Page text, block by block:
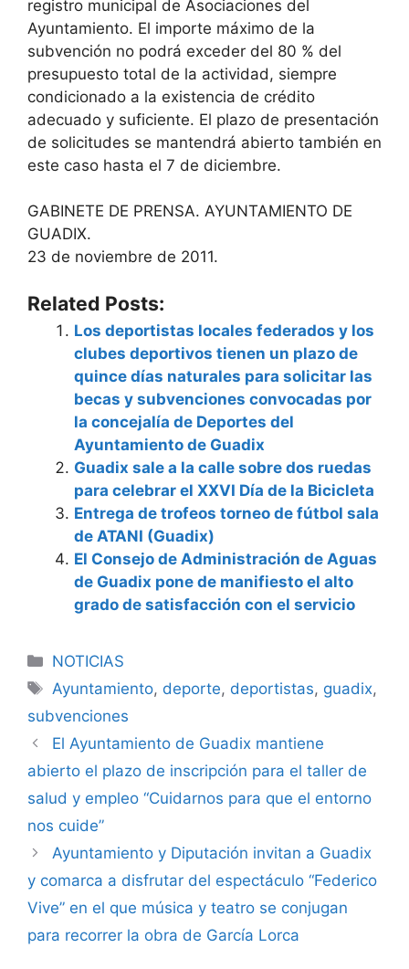
registro municipal de Asociaciones del
Ayuntamiento. El importe máximo de la
subvención no podrá exceder del 80 % del
presupuesto total de la actividad, siempre
condicionado a la existencia de crédito
adecuado y suficiente. El plazo de presentación
de solicitudes se mantendrá abierto también en
este caso hasta el 7 de diciembre.
GABINETE DE PRENSA. AYUNTAMIENTO DE
GUADIX.
23 de noviembre de 2011.
Related Posts:
Los deportistas locales federados y los
clubes deportivos tienen un plazo de
quince días naturales para solicitar las
becas y subvenciones convocadas por
la concejalía de Deportes del
Ayuntamiento de Guadix
Guadix sale a la calle sobre dos ruedas
para celebrar el XXVI Día de la Bicicleta
Entrega de trofeos torneo de fútbol sala
de ATANI (Guadix)
El Consejo de Administración de Aguas
de Guadix pone de manifiesto el alto
grado de satisfacción con el servicio
Categorías
NOTICIAS
Etiquetas
Ayuntamiento, deporte, deportistas, guadix,
subvenciones
El Ayuntamiento de Guadix mantiene
abierto el plazo de inscripción para el taller de
salud y empleo “Cuidarnos para que el entorno
nos cuide”
Ayuntamiento y Diputación invitan a Guadix
y comarca a disfrutar del espectáculo “Federico
Vive” en el que música y teatro se conjugan
para recorrer la obra de García Lorca